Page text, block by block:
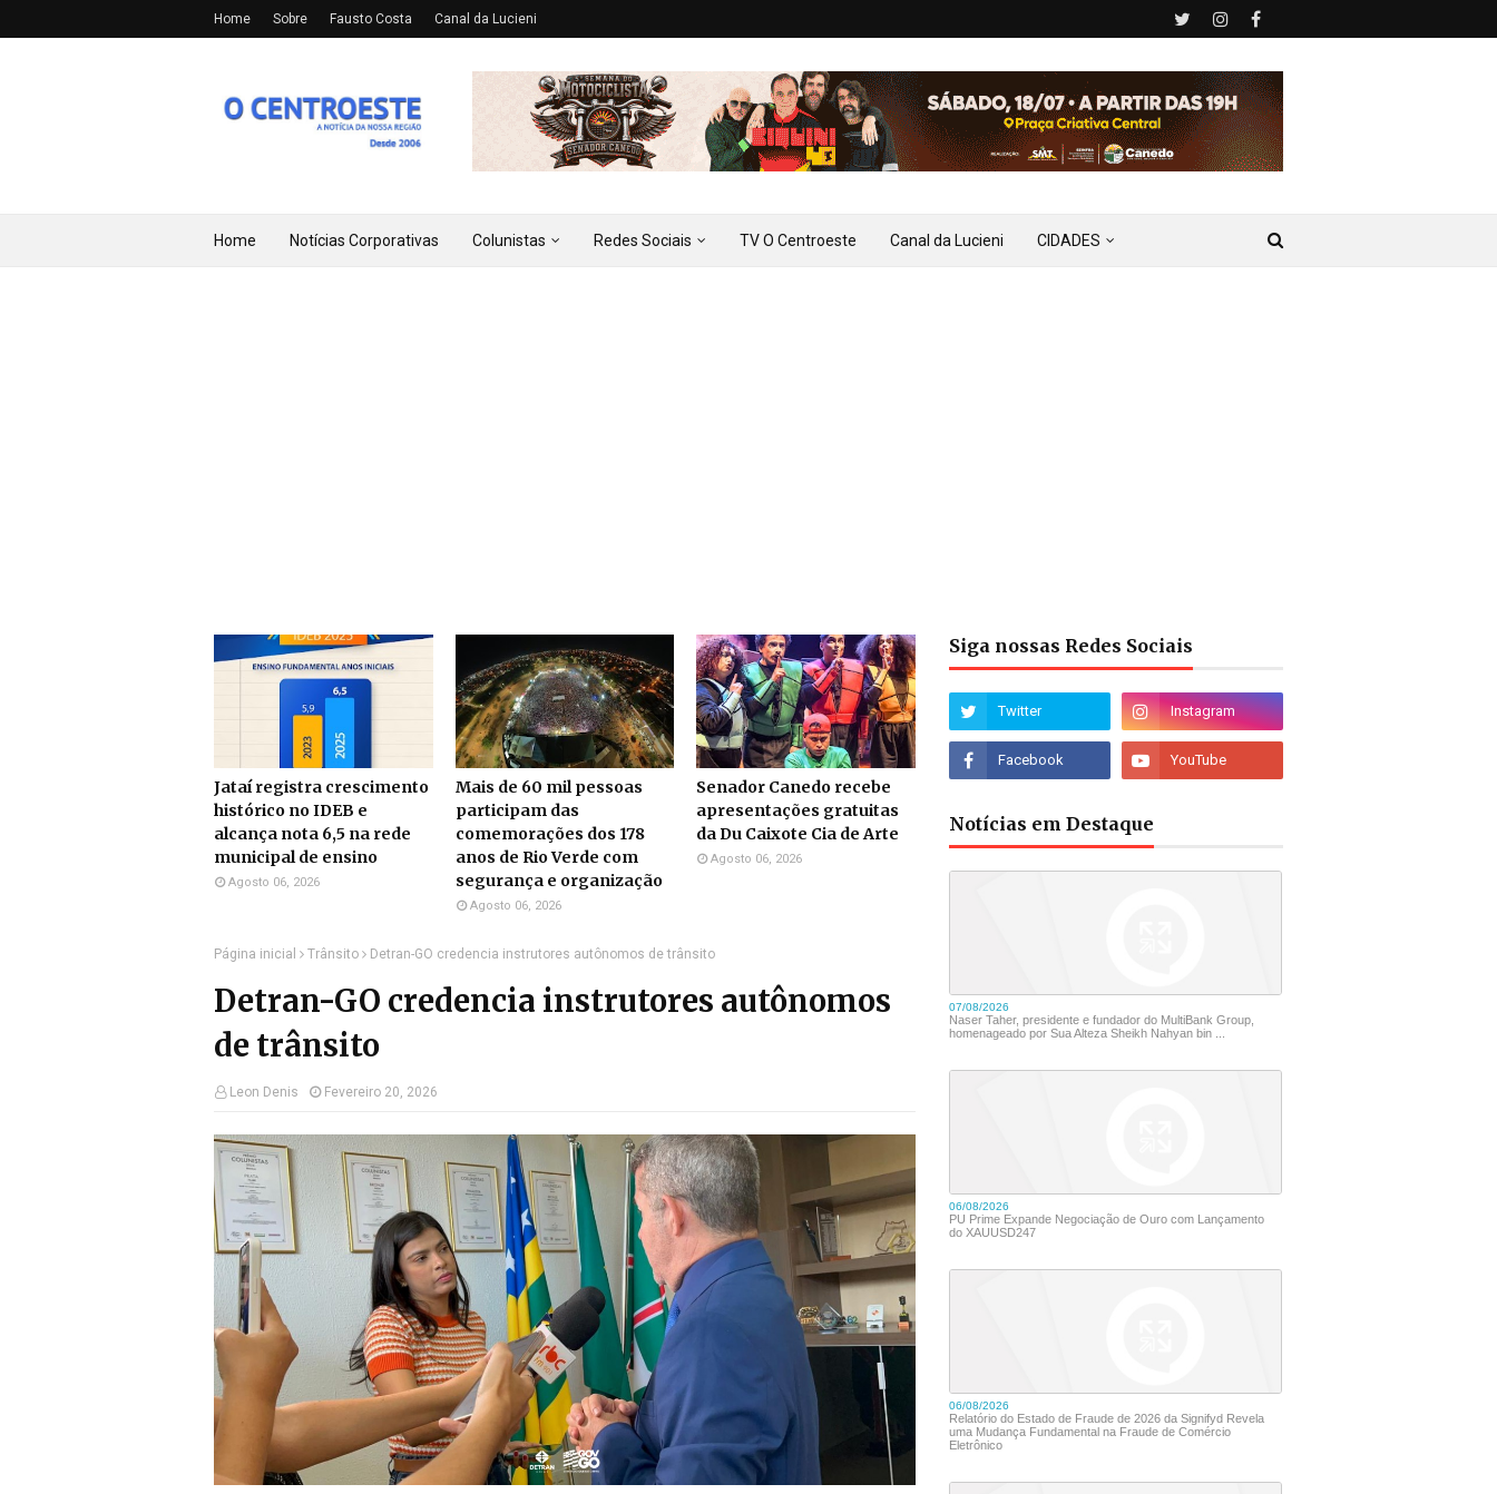
Home Sobre Fausto Costa Canal da Lucieni
Home Notícias Corporativas Colunistas Redes Sociais TV O Centroeste Canal da Lucieni CIDADES
Jataí registra crescimento
histórico no IDEB e
alcança nota 6,5 na rede
municipal de ensino
Agosto 06, 2026
Mais de 60 mil pessoas
participam das
comemorações dos 178
anos de Rio Verde com
segurança e organização
Agosto 06, 2026
Senador Canedo recebe
apresentações gratuitas
da Du Caixote Cia de Arte
Agosto 06, 2026
Página inicial Trânsito Detran-GO credencia instrutores autônomos de trânsito
Detran-GO credencia instrutores autônomos
de trânsito
Leon Denis Fevereiro 20, 2026
Siga nossas Redes Sociais
Notícias em Destaque